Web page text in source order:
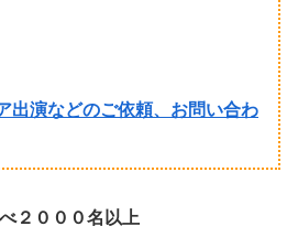
出演などのご依頼、お問い合わ
２０００名以上